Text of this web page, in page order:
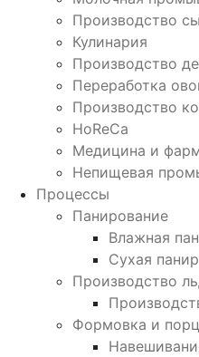
Производство
Кулинария
Производство
Переработка
Производство
HoReCa
Медицина и
Непищевая
Процессы
Панирование
Влажная
Сухая
Производство
Формовка и